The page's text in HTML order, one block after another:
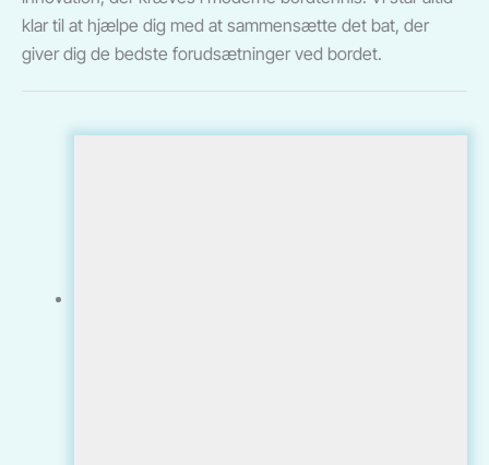
klar til at hjælpe dig med at sammensætte det bat, der
giver dig de bedste forudsætninger ved bordet.